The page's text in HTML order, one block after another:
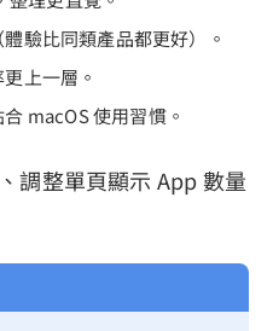
驗比同類產品都更好）。
上一層。
macOS 使用習慣。
調整單頁顯示 App 數量